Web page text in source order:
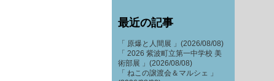
最近の記事
「 原爆と人間展 」(2026/08/08)
「 2026 紫波町立第一中学校 美
術部展 」(2026/08/08)
「 ねこの譲渡会＆マルシェ 」